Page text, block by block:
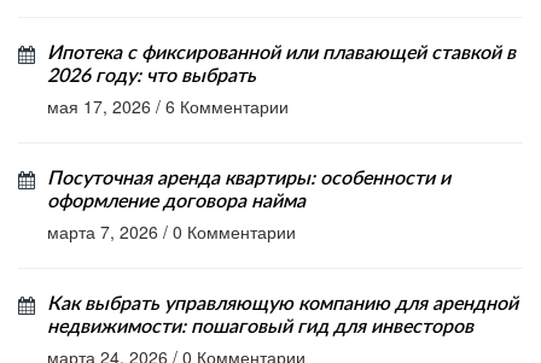
Ипотека с фиксированной или плавающей ставкой в
2026 году: что выбрать
мая 17, 2026 / 6 Комментарии
Посуточная аренда квартиры: особенности и
оформление договора найма
марта 7, 2026 / 0 Комментарии
Как выбрать управляющую компанию для арендной
недвижимости: пошаговый гид для инвесторов
марта 24, 2026 / 0 Комментарии